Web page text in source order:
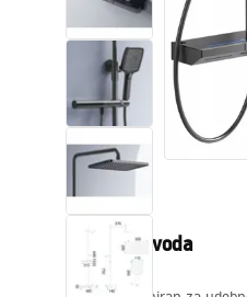
Miješalice, pipe,
Tuševi
Kuhinja
Opis proizvoda